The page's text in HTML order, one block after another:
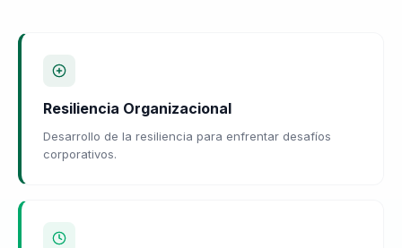
Resiliencia Organizacional
Desarrollo de la resiliencia para enfrentar desafíos
corporativos.